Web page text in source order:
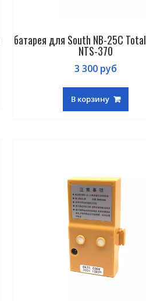
батарея для South NB-25C
NTS-370
3 300 руб
В корзину